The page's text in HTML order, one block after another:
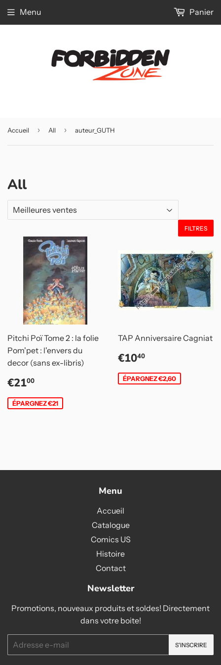
Menu Panier
Accueil › All › auteur_GUTH
All
FILTRES
Pitchi Poï Tome 2 : la folie
Pom'pet : l'envers du
decor (sans ex-libris)
Prix
réduit
€2100
ÉPARGNEZ €21
TAP Anniversaire Cagniat
Prix
réduit
€1040
ÉPARGNEZ €2,60
Menu
Accueil
Catalogue
Comics US
Histoire
Contact
Newsletter
Promotions, nouveaux produits et soldes! Directement
dans votre boite!
mails
S'INSCRIRE